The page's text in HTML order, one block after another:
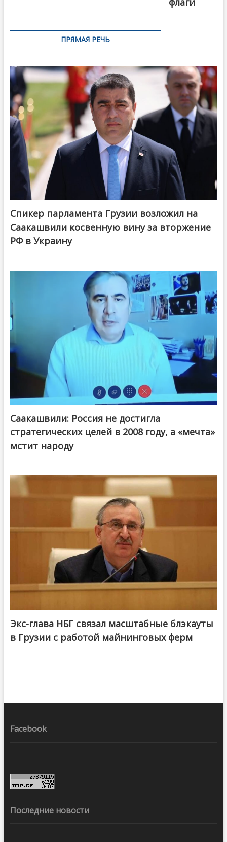
ПРЯМАЯ РЕЧЬ
Спикер парламента Грузии возложил на
Саакашвили косвенную вину за вторжение
РФ в Украину
Саакашвили: Россия не достигла
стратегических целей в 2008 году, а «мечта»
мстит народу
Экс-глава НБГ связал масштабные блэкауты
в Грузии с работой майнинговых ферм
Facebook
Последние новости